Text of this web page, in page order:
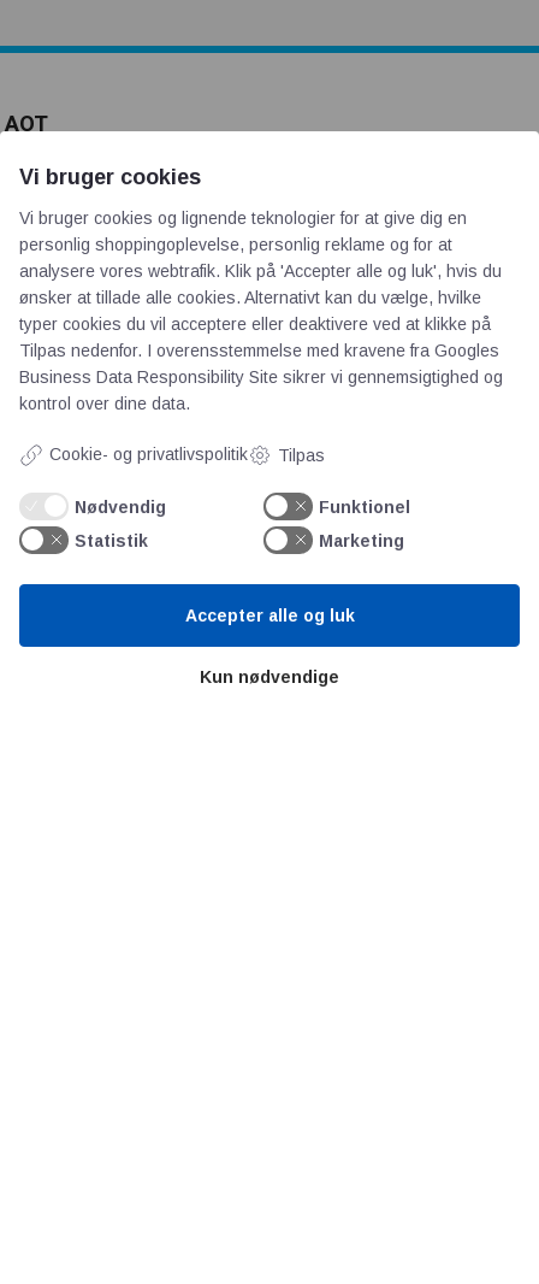
AOT
Om os
Priser
Kontakt
Persondata
Videncentre
Bitva
Videncentre
Litteratur
Vi bruger cookies
Vi bruger cookies og lignende teknologier for at give dig en
personlig shoppingoplevelse, personlig reklame og for at
analysere vores webtrafik. Klik på 'Accepter alle og luk', hvis du
ønsker at tillade alle cookies. Alternativt kan du vælge, hvilke
typer cookies du vil acceptere eller deaktivere ved at klikke på
Tilpas nedenfor. I overensstemmelse med kravene fra Googles
Business Data Responsibility Site sikrer vi gennemsigtighed og
kontrol over dine data.
Cookie- og privatlivspolitik Tilpas
Nødvendig
Funktionel
Statistik
Marketing
Kun nødvendige
Accepter alle og luk